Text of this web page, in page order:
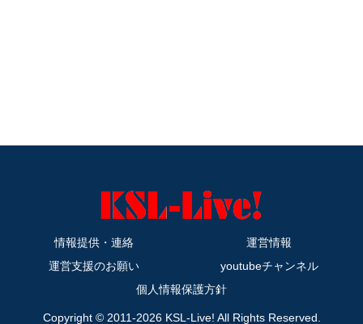
情報提供・連絡
運営情報
運営支援のお願い
youtubeチャンネル
個人情報保護方針
Copyright © 2011-2026 KSL-Live! All Rights Reserved.